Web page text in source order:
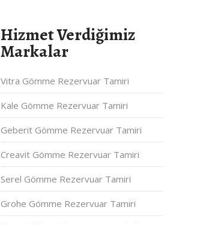
Hizmet Verdiğimiz
Markalar
Vitra Gömme Rezervuar Tamiri
Kale Gömme Rezervuar Tamiri
Geberit Gömme Rezervuar Tamiri
Creavit Gömme Rezervuar Tamiri
Serel Gömme Rezervuar Tamiri
Grohe Gömme Rezervuar Tamiri